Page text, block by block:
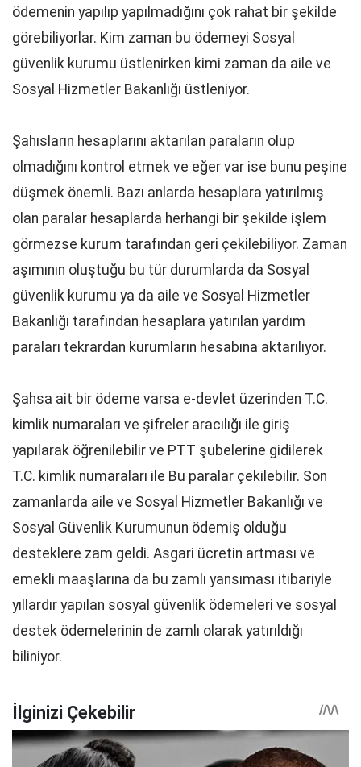
ödemenin yapılıp yapılmadığını çok rahat bir şekilde
görebiliyorlar. Kim zaman bu ödemeyi Sosyal
güvenlik kurumu üstlenirken kimi zaman da aile ve
Sosyal Hizmetler Bakanlığı üstleniyor.
Şahısların hesaplarını aktarılan paraların olup
olmadığını kontrol etmek ve eğer var ise bunu peşine
düşmek önemli. Bazı anlarda hesaplara yatırılmış
olan paralar hesaplarda herhangi bir şekilde işlem
görmezse kurum tarafından geri çekilebiliyor. Zaman
aşımının oluştuğu bu tür durumlarda da Sosyal
güvenlik kurumu ya da aile ve Sosyal Hizmetler
Bakanlığı tarafından hesaplara yatırılan yardım
paraları tekrardan kurumların hesabına aktarılıyor.
Şahsa ait bir ödeme varsa e-devlet üzerinden T.C.
kimlik numaraları ve şifreler aracılığı ile giriş
yapılarak öğrenilebilir ve PTT şubelerine gidilerek
T.C. kimlik numaraları ile Bu paralar çekilebilir. Son
zamanlarda aile ve Sosyal Hizmetler Bakanlığı ve
Sosyal Güvenlik Kurumunun ödemiş olduğu
desteklere zam geldi. Asgari ücretin artması ve
emekli maaşlarına da bu zamlı yansıması itibariyle
yıllardır yapılan sosyal güvenlik ödemeleri ve sosyal
destek ödemelerinin de zamlı olarak yatırıldığı
biliniyor.